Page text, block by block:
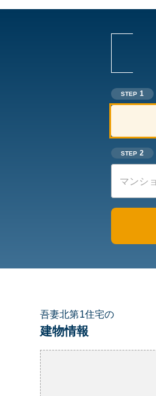
STEP 1
STEP 2
吾妻北第1住宅の
建物情報